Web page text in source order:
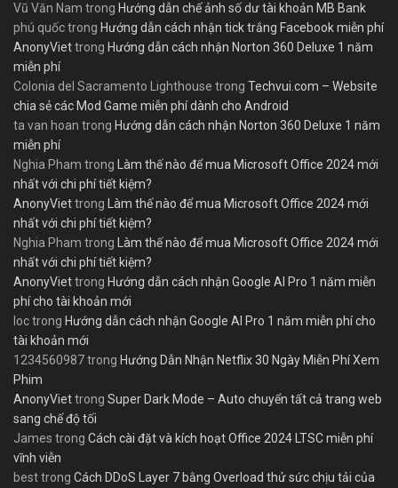
Vũ Văn Nam trong Hướng dẫn chế ảnh số dư tài khoản MB Bank
phú quốctrong Hướng dẫn cách nhận tick trắng Facebook miễn phí
AnonyViettrong Hướng dẫn cách nhận Norton 360 Deluxe 1 năm
miễn phí
Colonia del Sacramento Lighthouse trong Techvui.com – Website
chia sẻ các Mod Game miễn phí dành cho Android
ta van hoan trong Hướng dẫn cách nhận Norton 360 Deluxe 1 năm
miễn phí
Nghia Pham trong Làm thế nào để mua Microsoft Office 2024 mới
nhất với chi phí tiết kiệm?
AnonyViettrong Làm thế nào để mua Microsoft Office 2024 mới
nhất với chi phí tiết kiệm?
Nghia Pham trong Làm thế nào để mua Microsoft Office 2024 mới
nhất với chi phí tiết kiệm?
AnonyViettrong Hướng dẫn cách nhận Google AI Pro 1 năm miễn
phí cho tài khoản mới
loctrong Hướng dẫn cách nhận Google AI Pro 1 năm miễn phí cho
tài khoản mới
1234560987trong Hướng Dẫn Nhận Netflix 30 Ngày Miễn Phí Xem
Phim
AnonyViettrong Super Dark Mode – Auto chuyển tất cả trang web
sang chế độ tối
James trong Cách cài đặt và kích hoạt Office 2024 LTSC miễn phí
vĩnh viễn
besttrong Cách DDoS Layer 7 bằng Overload thử sức chịu tải của